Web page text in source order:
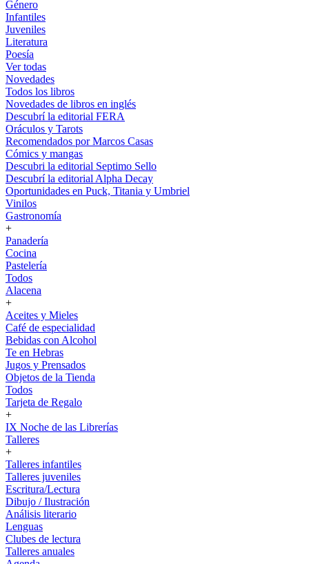
Género
Infantiles
Juveniles
Literatura
Poesía
Ver todas
Novedades
Todos los libros
Novedades de libros en inglés
Descubrí la editorial FERA
Oráculos y Tarots
Recomendados por Marcos Casas
Cómics y mangas
Descubri la editorial Septimo Sello
Descubrí la editorial Alpha Decay
Oportunidades en Puck, Titania y Umbriel
Vinilos
Gastronomía
+
Panadería
Cocina
Pastelería
Todos
Alacena
+
Aceites y Mieles
Café de especialidad
Bebidas con Alcohol
Te en Hebras
Jugos y Prensados
Objetos de la Tienda
Todos
Tarjeta de Regalo
+
IX Noche de las Librerías
Talleres
+
Talleres infantiles
Talleres juveniles
Escritura/Lectura
Dibujo / Ilustración
Análisis literario
Lenguas
Clubes de lectura
Talleres anuales